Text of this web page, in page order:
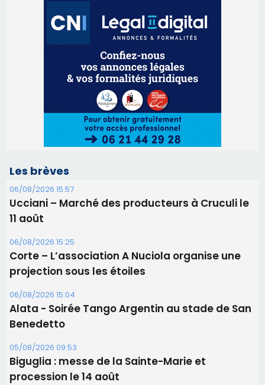
Les brèves
06/08/2026 15:57
Ucciani – Marché des producteurs à Cruculi le
11 août
06/08/2026 15:25
Corte – L’association A Nuciola organise une
projection sous les étoiles
06/08/2026 15:04
Alata - Soirée Tango Argentin au stade de San
Benedetto
05/08/2026 09:53
Biguglia : messe de la Sainte-Marie et
procession le 14 août